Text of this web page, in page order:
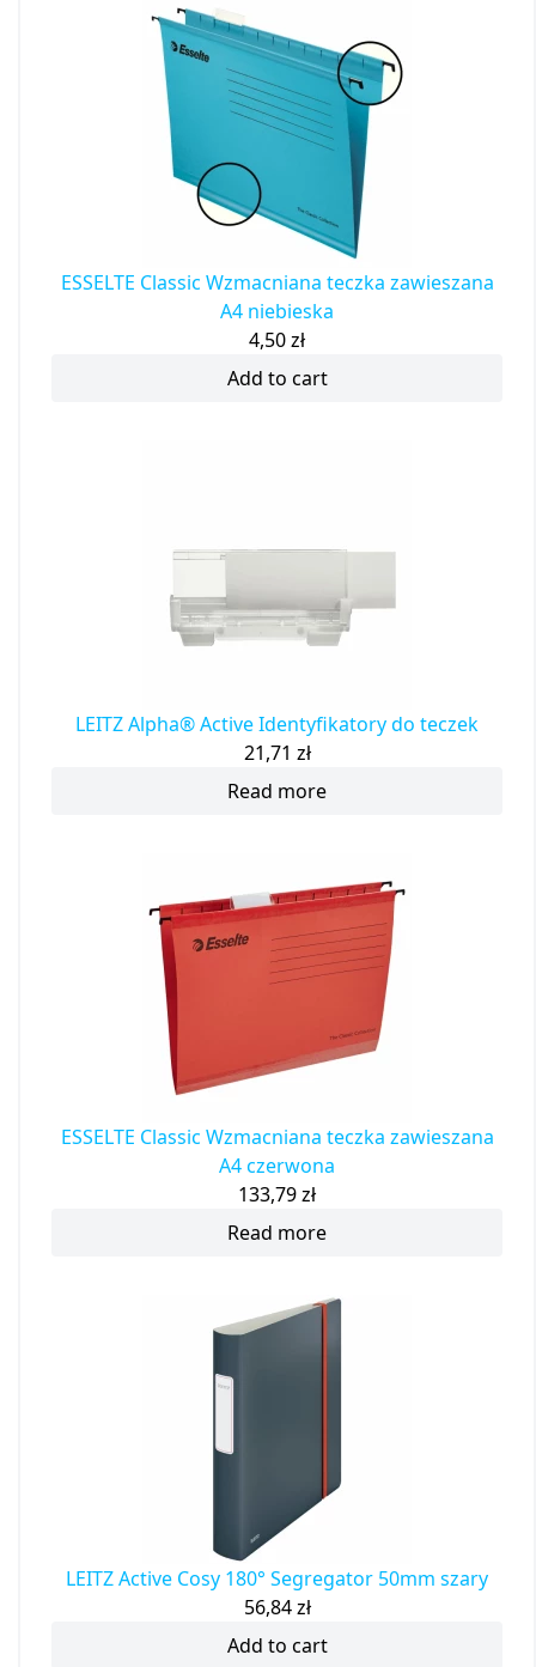
ESSELTE Classic Wzmacniana teczka zawieszana
A4 niebieska
4,50zł
Add to cart
LEITZ Alpha® Active Identyfikatory do teczek
21,71 zł
Read more
ESSELTE Classic Wzmacniana teczka zawieszana
A4 czerwona
133,79zł
Read more
LEITZ Active Cosy 180° Segregator 50mm szary
56,84zł
Add to cart